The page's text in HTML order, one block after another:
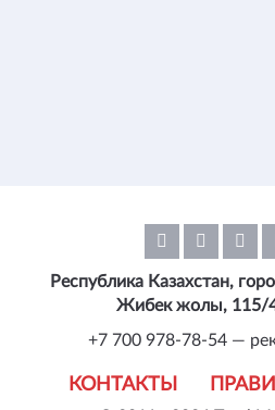
КОНТАКТЫ
Республика Казахстан,
Жибек жолы, 115/
+7 700 978-78-54 —